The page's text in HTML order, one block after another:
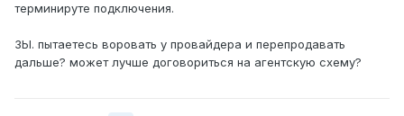
терминируте подключения.
ЗЫ. пытаетесь воровать у провайдера и перепродавать
дальше? может лучше договориться на агентскую схему?